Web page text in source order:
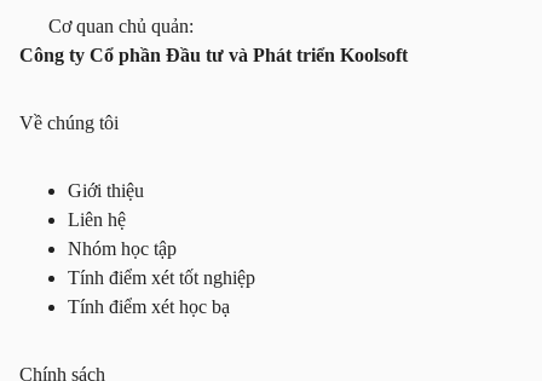
Cơ quan chủ quản:
Công ty Cổ phần Đầu tư và Phát triển Koolsoft
Về chúng tôi
Giới thiệu
Liên hệ
Nhóm học tập
Tính điểm xét tốt nghiệp
Tính điểm xét học bạ
Chính sách